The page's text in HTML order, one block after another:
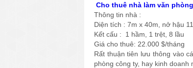
Cho thuê nhà làm văn
Thông tin nhà :
Diện tích : 7m x 40m, nở hậu
Kết cấu : 1 hầm, 1 trệt, 8 lầu
Giá cho thuê: 22.000 $/tháng
Rất thuận tiên lưu thông vào
phòng công ty, hay kinh doanh